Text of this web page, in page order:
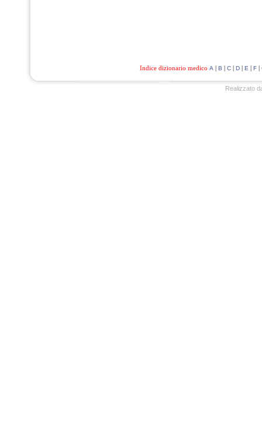
Indice dizionario medico A | B | C| D| E | F|
Realizzato